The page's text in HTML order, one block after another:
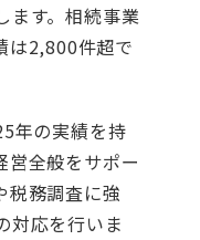
ます。相続事業
は2,800件超で
年の実績を持
営全般をサポー
税務調査に強
対応を行いま